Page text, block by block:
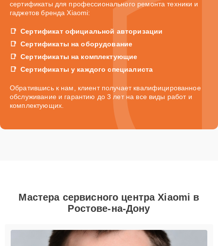
сертификаты для профессионального ремонта техники и
гаджетов бренда Xiaomi:
Сертификат официальной авторизации
Сертификаты на оборудование
Сертификаты на комплектующие
Сертификаты у каждого специалиста
Обратившись к нам, клиент получает квалифицированное
обслуживание и гарантию до 3 лет на все виды работ и
комплектующих.
Мастера сервисного центра Xiaomi в
Ростове-на-Дону